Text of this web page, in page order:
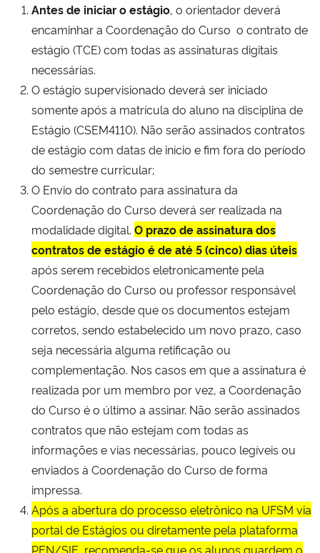
Antes de iniciar o estágio, o orientador deverá
encaminhar a Coordenação do Curso o contrato de
estágio (TCE) com todas as assinaturas digitais
necessárias.
O estágio supervisionado deverá ser iniciado
somente após a matrícula do aluno na disciplina de
Estágio (CSEM4110). Não serão assinados contratos
de estágio com datas de início e fim fora do período
do semestre curricular;
O Envio do contrato para assinatura da
Coordenação do Curso deverá ser realizada na
modalidade digital. O prazo de assinatura dos
contratos de estágio é de até 5 (cinco) dias úteis
após serem recebidos eletronicamente pela
Coordenação do Curso ou professor responsável
pelo estágio, desde que os documentos estejam
corretos, sendo estabelecido um novo prazo, caso
seja necessária alguma retificação ou
complementação. Nos casos em que a assinatura é
realizada por um membro por vez, a Coordenação
do Curso é o último a assinar. Não serão assinados
contratos que não estejam com todas as
informações e vias necessárias, pouco legíveis ou
enviados à Coordenação do Curso de forma
impressa.
Após a abertura do processo eletrônico na UFSM via
portal de Estágios ou diretamente pela plataforma
PEN/SIE, recomenda-se que os alunos guardem o